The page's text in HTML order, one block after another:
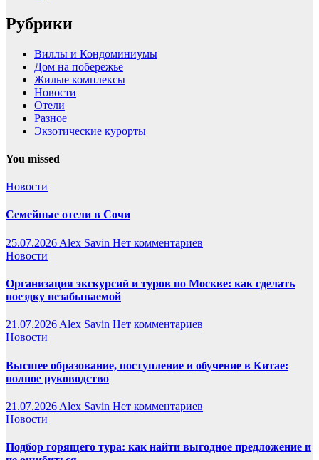
Рубрики
Виллы и Кондоминиумы
Дом на побережье
Жилые комплексы
Новости
Отели
Разное
Экзотические курорты
You missed
Новости
Семейные отели в Сочи
25.07.2026 Alex Savin Нет комментариев
Новости
Организация экскурсий и туров по Москве: как сделать
поездку незабываемой
21.07.2026 Alex Savin Нет комментариев
Новости
Высшее образование, поступление и обучение в Китае:
полное руководство
21.07.2026 Alex Savin Нет комментариев
Новости
Подбор горящего тура: как найти выгодное предложение и